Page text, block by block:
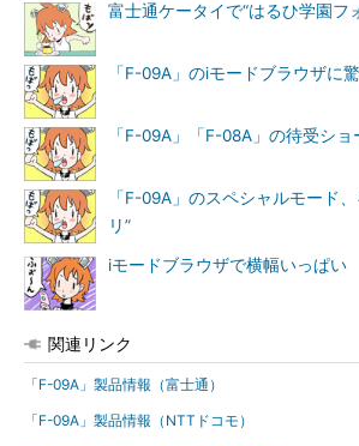
富士通ケータイで“はるひ学園フ
「F-09A」のiモードブラウザに
「F-09A」「F-08A」の待受シ
「F-09A」のスペシャルモード
リ”
iモードブラウザで横幅いっぱい
関連リンク
「F-09A」製品情報（富士通）
「F-09A」製品情報（NTTドコモ）